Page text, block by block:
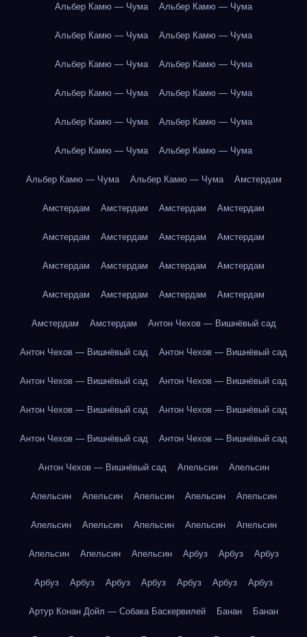
Альбер Камю — Чума Альбер Камю — Чума
Альбер Камю — Чума Альбер Камю — Чума
Альбер Камю — Чума Альбер Камю — Чума
Альбер Камю — Чума Альбер Камю — Чума
Альбер Камю — Чума Альбер Камю — Чума
Альбер Камю — Чума Альбер Камю — Чума
Альбер Камю — Чума Альбер Камю — Чума Амстердам
Амстердам Амстердам Амстердам Амстердам
Амстердам Амстердам Амстердам Амстердам
Амстердам Амстердам Амстердам Амстердам
Амстердам Амстердам Амстердам Амстердам
Амстердам Амстердам Антон Чехов — Вишнёвый сад
Антон Чехов — Вишнёвый сад Антон Чехов — Вишнёвый сад
Антон Чехов — Вишнёвый сад Антон Чехов — Вишнёвый сад
Антон Чехов — Вишнёвый сад Антон Чехов — Вишнёвый сад
Антон Чехов — Вишнёвый сад Антон Чехов — Вишнёвый сад
Антон Чехов — Вишнёвый сад Апельсин Апельсин
Апельсин Апельсин Апельсин Апельсин Апельсин
Апельсин Апельсин Апельсин Апельсин Апельсин
Апельсин Апельсин Апельсин Арбуз Арбуз Арбуз
Арбуз Арбуз Арбуз Арбуз Арбуз Арбуз Арбуз
Артур Конан Дойл — Собака Баскервилей Банан Банан